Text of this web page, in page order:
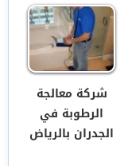
شركة معالجة
الرطوبة في
الجدران بالرياض